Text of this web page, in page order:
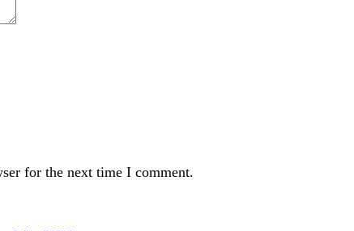
for the next time I comment.